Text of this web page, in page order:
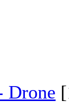
Drone